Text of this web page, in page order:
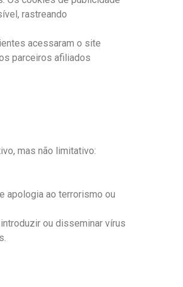
rastreando
acessaram o site
parceiros afiliados
mas não limitativo:
apologia ao terrorismo ou
ou disseminar vírus